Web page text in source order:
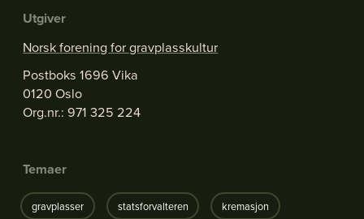
Utgiver
Norsk forening for gravplasskultur
Postboks 1696 Vika
0120 Oslo
Org.nr.: 971 325 224
Temaer
gravplasser statsforvalteren kremasjon